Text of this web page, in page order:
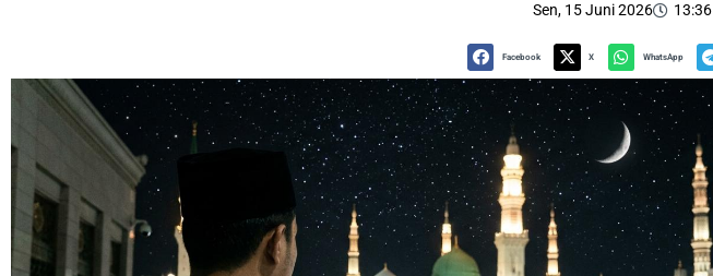
Sen, 15 Juni 2026 13:36
Facebook X WhatsApp